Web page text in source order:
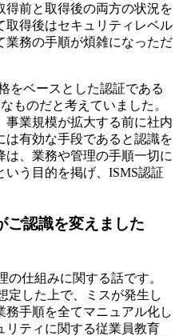
前と取得後の両方の状況を
取得後はセキュリティレベル
業務の手順が煩雑になっただ
をベースとした認証である
ものだと考えていました。
事業規模が拡大する前に社内
有効な手段であると認識を
、業務や管理の手順一切に
う目的を掲げ、ISMS認証
認識を変えました
仕組みに関する話です。
定した上で、ミスが発生し
手順を全てマニュアル化し
リティに関する従業員教育